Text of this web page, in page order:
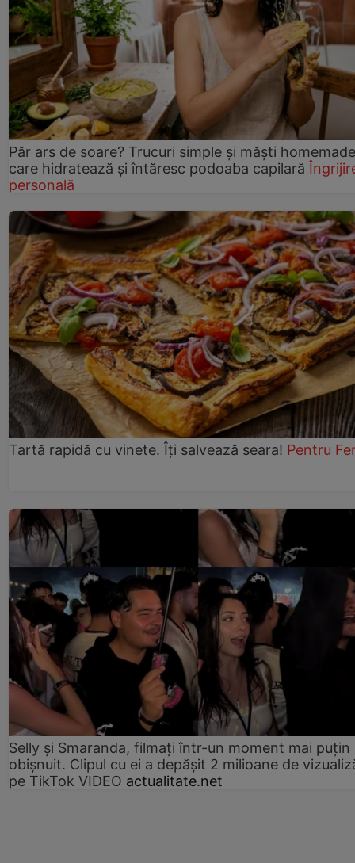
Păr ars de soare? Trucuri simple și măști homemade
care hidratează și întăresc podoaba capilară
personală
Tartă rapidă cu vinete. Îți salvează seara! Pentru
Selly și Smaranda, filmați într-un moment mai puțin
obișnuit. Clipul cu ei a depășit 2 milioane de
pe TikTok VIDEO actualitate.net